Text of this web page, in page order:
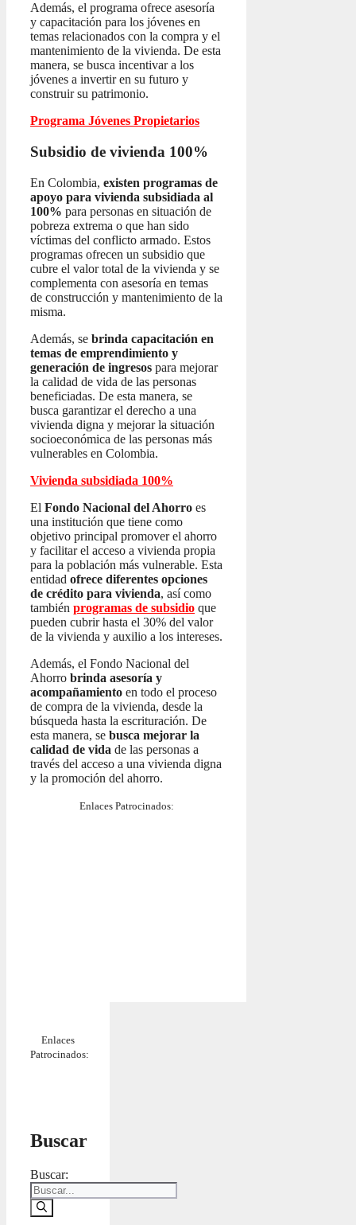
Además, el programa ofrece asesoría
y capacitación para los jóvenes en
temas relacionados con la compra y el
mantenimiento de la vivienda. De esta
manera, se busca incentivar a los
jóvenes a invertir en su futuro y
construir su patrimonio.
Programa Jóvenes Propietarios
Subsidio de vivienda 100%
En Colombia, existen programas de
apoyo para vivienda subsidiada al
100% para personas en situación de
pobreza extrema o que han sido
víctimas del conflicto armado. Estos
programas ofrecen un subsidio que
cubre el valor total de la vivienda y se
complementa con asesoría en temas
de construcción y mantenimiento de la
misma.
Además, se brinda capacitación en
temas de emprendimiento y
generación de ingresos para mejorar
la calidad de vida de las personas
beneficiadas. De esta manera, se
busca garantizar el derecho a una
vivienda digna y mejorar la situación
socioeconómica de las personas más
vulnerables en Colombia.
Vivienda subsidiada 100%
El Fondo Nacional del Ahorro es
una institución que tiene como
objetivo principal promover el ahorro
y facilitar el acceso a vivienda propia
para la población más vulnerable. Esta
entidad ofrece diferentes opciones
de crédito para vivienda, así como
también programas de subsidio que
pueden cubrir hasta el 30% del valor
de la vivienda y auxilio a los intereses.
Además, el Fondo Nacional del
Ahorro brinda asesoría y
acompañamiento en todo el proceso
de compra de la vivienda, desde la
búsqueda hasta la escrituración. De
esta manera, se busca mejorar la
calidad de vida de las personas a
través del acceso a una vivienda digna
y la promoción del ahorro.
Enlaces Patrocinados:
Enlaces
Patrocinados:
Buscar
Buscar: